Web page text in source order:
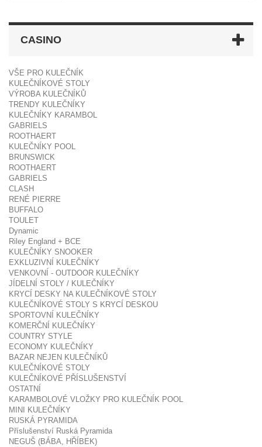
CASINO
VŠE PRO KULEČNÍK
KULEČNÍKOVÉ STOLY
VÝROBA KULEČNÍKŮ
TRENDY KULEČNÍKY
KULEČNÍKY KARAMBOL
GABRIELS
ROOTHAERT
KULEČNÍKY POOL
BRUNSWICK
ROOTHAERT
GABRIELS
CLASH
RENÉ PIERRE
BUFFALO
TOULET
Dynamic
Riley England + BCE
KULEČNÍKY SNOOKER
EXKLUZIVNÍ KULEČNÍKY
VENKOVNÍ - OUTDOOR KULEČNÍKY
JÍDELNÍ STOLY / KULEČNÍKY
KRYCÍ DESKY NA KULEČNÍKOVÉ STOLY
KULEČNÍKOVÉ STOLY S KRYCÍ DESKOU
SPORTOVNÍ KULEČNÍKY
KOMERČNÍ KULEČNÍKY
COUNTRY STYLE
ECONOMY KULEČNÍKY
BAZAR NEJEN KULEČNÍKŮ
KULEČNÍKOVÉ STOLY
KULEČNÍKOVÉ PŘÍSLUŠENSTVÍ
OSTATNÍ
KARAMBOLOVÉ VLOŽKY PRO KULEČNÍK POOL
MINI KULEČNÍKY
RUSKÁ PYRAMIDA
Příslušenství Ruská Pyramida
NEGUŠ (BÁBA, HŘÍBEK)